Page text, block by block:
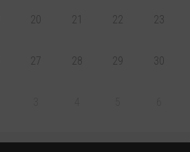
20 21 22 23
27 28 29 30